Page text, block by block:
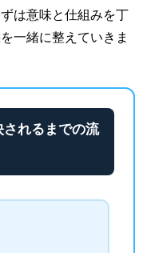
は意味と仕組みを丁
一緒に整えていきま
れるまでの流